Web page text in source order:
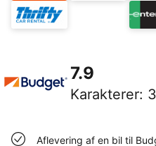
7.9
Karakterer:
Aflevering af en bil til